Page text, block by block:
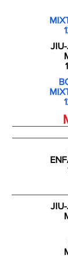
JIU-
JIU-